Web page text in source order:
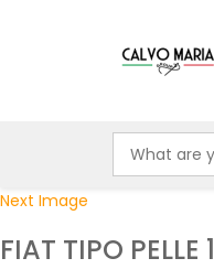
Next Image
FIAT TIPO PELLE 1